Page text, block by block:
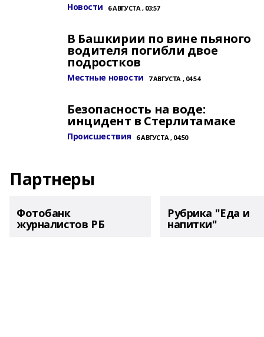
Новости 6 АВГУСТА , 03:57
В Башкирии по вине пьяного
водителя погибли двое
подростков
Местные новости 7 АВГУСТА , 04:54
Безопасность на воде:
инцидент в Стерлитамаке
Происшествия 6 АВГУСТА , 04:50
Партнеры
Фотобанк
журналистов РБ
Рубрика "Еда и
напитки"